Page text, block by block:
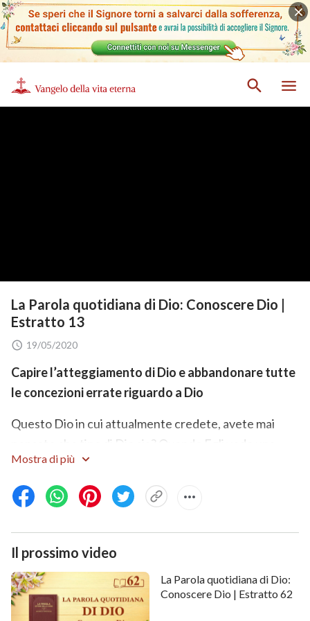
La Parola quotidiana di Dio: Conoscere Dio |
Estratto 13
19/05/2020
Capire l’atteggiamento di Dio e abbandonare tutte
le concezioni errate riguardo a Dio
Questo Dio in cui attualmente credete, avete mai
pensato che tipo di Dio sia? Quando Egli vede una
persona malvagia fare cose malvagie, disprezza
questo fatto? (Lo disprezza.) Quando vede gli errori
delle persone ignoranti, qual è il Suo atteggiamento?
offerte, qual è il Suo atteggiamento? (Le disprezza.)
Tutto questo è ben chiaro, giusto? Quando vede
qualcuno che è sconsiderato nella sua fede in Dio e
non ricerca in alcun modo la verità, qual è
Mostra di più
Il prossimo video
La Parola quotidiana di Dio:
Conoscere Dio | Estratto 62